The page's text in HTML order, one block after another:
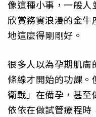
像這種小事，一般人
欣賞務實浪漫的金
地這麼得剛剛好。
很多人以為孕期肌膚
條線才開始的功課。
衛戰」在備孕，甚至
依依在做試管療程時